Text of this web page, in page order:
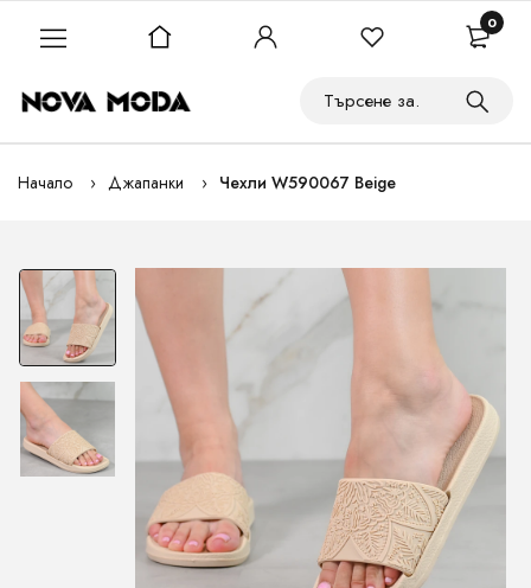
Начало Джапанки Чехли W590067 Beige
0